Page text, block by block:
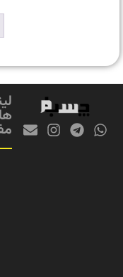
لینک
های
مفید